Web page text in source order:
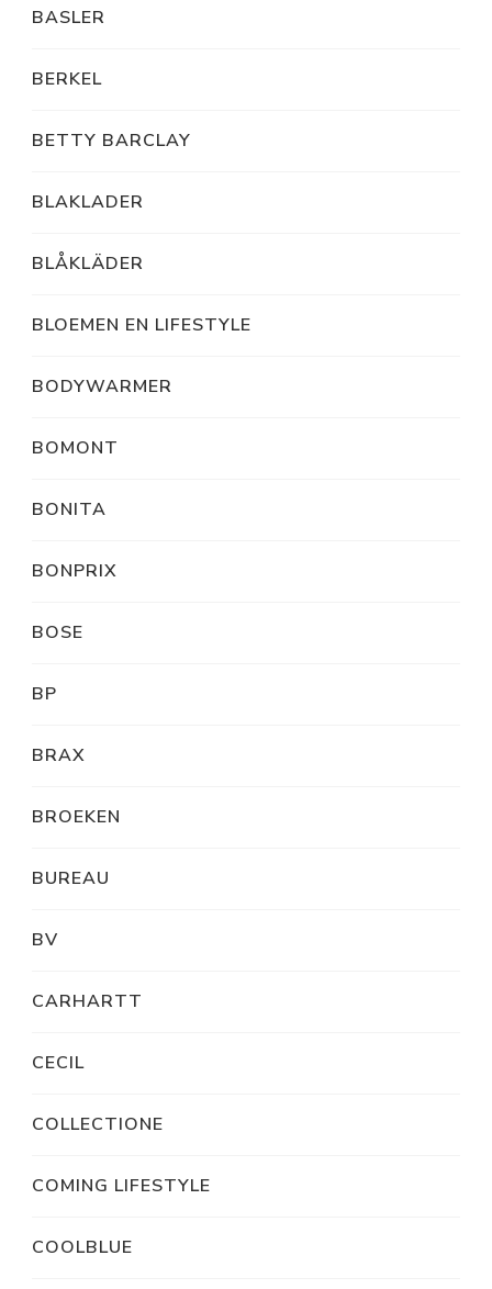
BASLER
BERKEL
BETTY BARCLAY
BLAKLADER
BLÅKLÄDER
BLOEMEN EN LIFESTYLE
BODYWARMER
BOMONT
BONITA
BONPRIX
BOSE
BP
BRAX
BROEKEN
BUREAU
BV
CARHARTT
CECIL
COLLECTIONE
COMING LIFESTYLE
COOLBLUE